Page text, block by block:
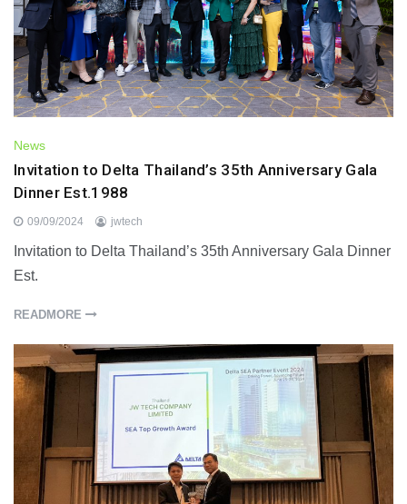
News
Invitation to Delta Thailand’s 35th Anniversary Gala
Dinner Est.1988
09/09/2024 jwtech
Invitation to Delta Thailand’s 35th Anniversary Gala Dinner
Est.
READMORE